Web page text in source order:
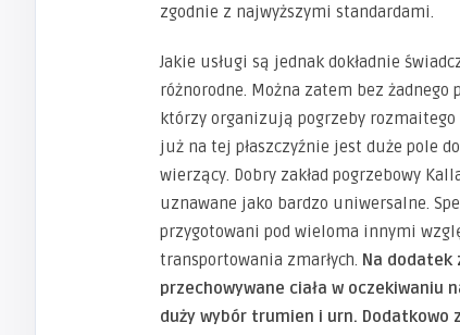
zgodnie z najwyższymi standardami.
Jakie usługi są jednak dokładnie
różnorodne. Można zatem bez
którzy organizują pogrzeby
już na tej płaszczyźnie jest duże pole
wierzący. Dobry zakład pogrzebowy
uznawane jako bardzo uniwersalne.
przygotowani pod wieloma innymi
transportowania zmarłych. Na dodatek
przechowywane ciała w oczekiwaniu
duży wybór trumien i urn. Dodatkowo